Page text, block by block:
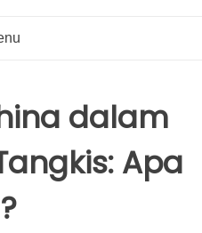
dalam
Apa